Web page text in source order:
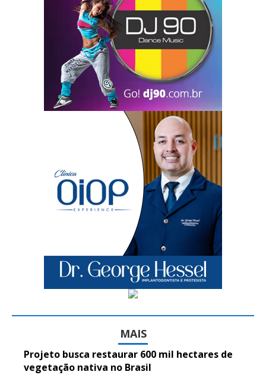
MAIS
Projeto busca restaurar 600 mil hectares de
vegetação nativa no Brasil